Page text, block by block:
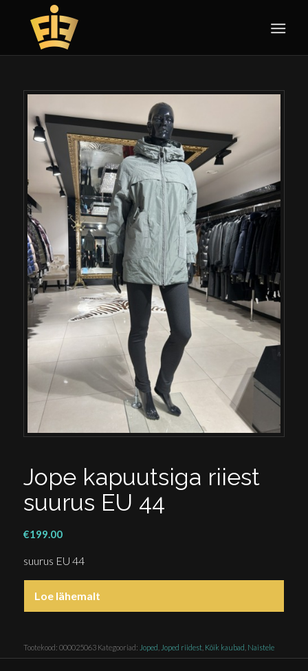
Jope kapuutsiga riiest
suurus EU 44
€199.00
suurus EU 44
Loe lähemalt
Tootekood: 000025063 Kategooriad: Joped Joped riidest, Kõik kaubad Naistele